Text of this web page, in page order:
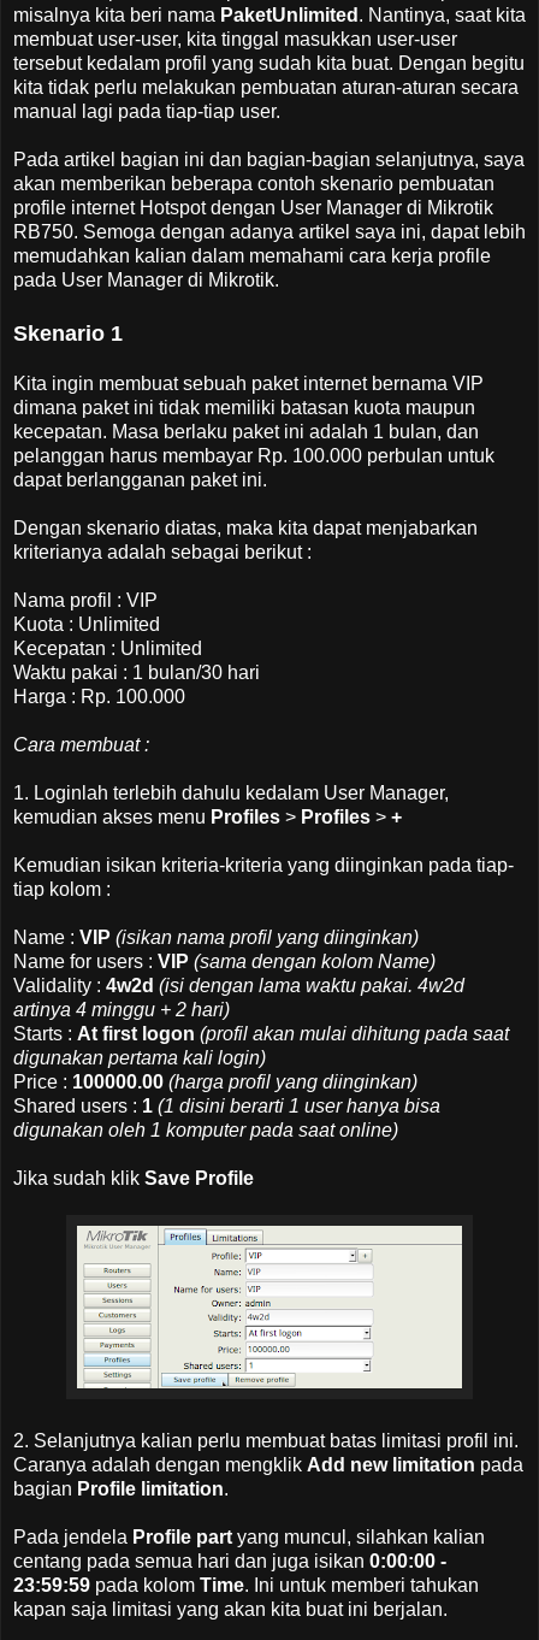
misalnya kita beri nama PaketUnlimited . Nantinya, saat kita
membuat user-user, kita tinggal masukkan user-user
tersebut kedalam profil yang sudah kita buat. Dengan begitu
kita tidak perlu melakukan pembuatan aturan-aturan secara
manual lagi pada tiap-tiap user.
Pada artikel bagian ini dan bagian-bagian selanjutnya, saya
akan memberikan beberapa contoh skenario pembuatan
profile internet Hotspot dengan User Manager di Mikrotik
RB750. Semoga dengan adanya artikel saya ini, dapat lebih
memudahkan kalian dalam memahami cara kerja profile
pada User Manager di Mikrotik.
Skenario 1
Kita ingin membuat sebuah paket internet bernama VIP
dimana paket ini tidak memiliki batasan kuota maupun
kecepatan. Masa berlaku paket ini adalah 1 bulan, dan
pelanggan harus membayar Rp. 100.000 perbulan untuk
dapat berlangganan paket ini.
Dengan skenario diatas, maka kita dapat menjabarkan
kriterianya adalah sebagai berikut :
Nama profil : VIP
Kuota : Unlimited
Kecepatan : Unlimited
Waktu pakai : 1 bulan/30 hari
Harga : Rp. 100.000
Cara membuat :
1. Loginlah terlebih dahulu kedalam User Manager,
kemudian akses menu Profiles > Profiles > +
Kemudian isikan kriteria-kriteria yang diinginkan pada tiap-
tiap kolom :
Name : VIP (isikan nama profil yang diinginkan)
Name for users : VIP (sama dengan kolom Name)
Validality : 4w2d (isi dengan lama waktu pakai. 4w2d
artinya 4 minggu + 2 hari)
Starts : At first logon (profil akan mulai dihitung pada saat
digunakan pertama kali login)
Price : 100000.00 (harga profil yang diinginkan)
Shared users : 1 (1 disini berarti 1 user hanya bisa
digunakan oleh 1 komputer pada saat online)
Jika sudah klik Save Profile
2. Selanjutnya kalian perlu membuat batas limitasi profil ini.
Caranya adalah dengan mengklik Add new limitation pada
bagian Profile limitation.
Pada jendela Profile part yang muncul, silahkan kalian
centang pada semua hari dan juga isikan 0:00:00 -
23:59:59 pada kolom Time. Ini untuk memberi tahukan
kapan saja limitasi yang akan kita buat ini berjalan.